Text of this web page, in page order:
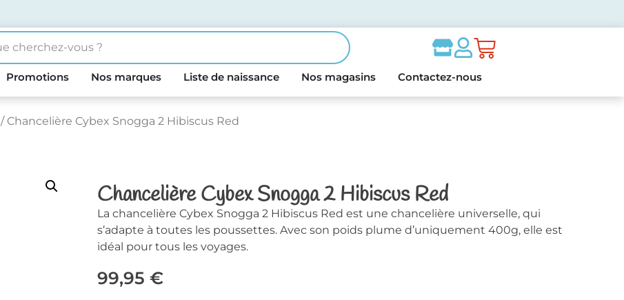
Promotions Nos marques Liste de naissance Nos magasins Contactez-nous
/ Chancelière Cybex Snogga 2 Hibiscus Red
Chancelière Cybex Snogga 2 Hibiscus Red
La chancelière Cybex Snogga 2 Hibiscus Red est une chancelière universelle, qui
s’adapte à toutes les poussettes. Avec son poids plume d’uniquement 400g, elle est
idéal pour tous les voyages.
99,95€